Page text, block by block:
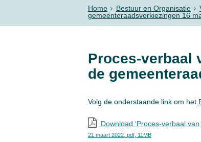
Home Bestuur en Organisatie
gemeenteraadsverkiezingen 16
Proces-verbaal
de
Volg de onderstaande link om het
Download ‘Proces-verbaal
21 maart 2022, pdf , 11MB